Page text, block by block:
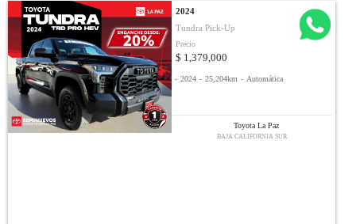
2024
Tundra Pick-Up
Precio
$ 1,379,000
- 2024 - 25,204km - Automática
Toyota La Paz
BAJA CALIFORNIA SUR